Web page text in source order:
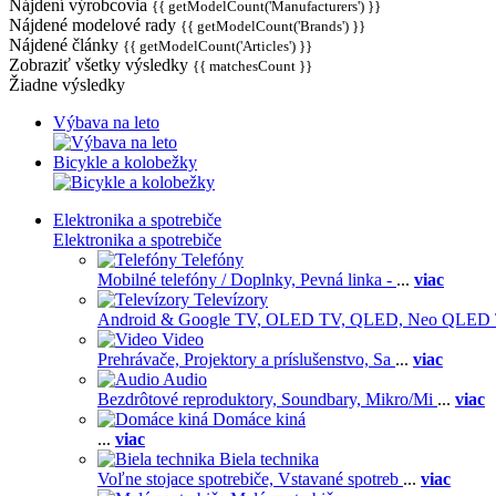
Nájdení výrobcovia {{ getModelCount('Manufacturers') }}
Nájdené modelové rady {{ getModelCount('Brands') }}
Nájdené články {{ getModelCount('Articles') }}
Zobraziť všetky výsledky {{ matchesCount }}
Žiadne výsledky
Výbava na leto
Bicykle a kolobežky
Elektronika a spotrebiče
Elektronika a spotrebiče
Telefóny
Mobilné telefóny / Doplnky, Pevná linka - ... viac
Televízory
Android & Google TV, OLED TV, QLED, Neo QLED
Video
Prehrávače, Projektory a príslušenstvo, Sa ... viac
Audio
Bezdrôtové reproduktory, Soundbary, Mikro/Mi ... viac
Domáce kiná
... viac
Biela technika
Voľne stojace spotrebiče, Vstavané spotreb ... viac